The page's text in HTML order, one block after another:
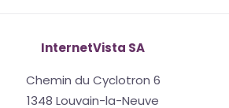
InternetVista SA
Chemin du Cyclotron 6
1348 Louvain-la-Neuve